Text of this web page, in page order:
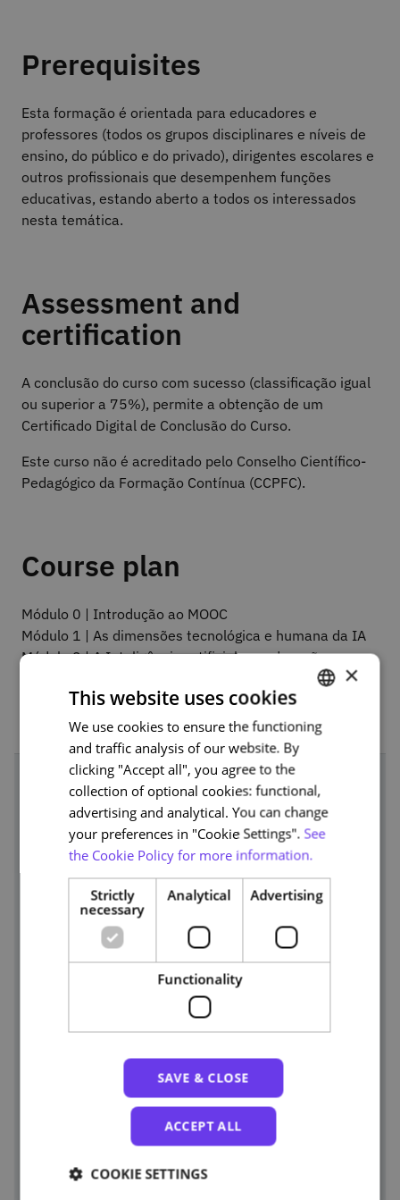
Prerequisites
Esta formação é orientada para educadores e
professores (todos os grupos disciplinares e níveis de
ensino, do público e do privado), dirigentes escolares e
outros profissionais que desempenhem funções
educativas, estando aberto a todos os interessados
nesta temática.
Assessment and
certification
A conclusão do curso com sucesso (classificação igual
ou superior a 75%), permite a obtenção de um
Certificado Digital de Conclusão do Curso.
Este curso não é acreditado pelo Conselho Científico-
Pedagógico da Formação Contínua (CCPFC).
Course plan
Módulo 0 | Introdução ao MOOC
Módulo 1 | As dimensões tecnológica e humana da IA
Módulo 2 | A Inteligência artificial e a educação
Módulo 3 | A Inteligência artificial na educação
Course team
Ilkka Tuomi
Cientista responsável pelo Centro de Pesquisa Nokia.
PORTUGUESE
ENGLISH
×
This website uses cookies
We use cookies to ensure the functioning
and traffic analysis of our website. By
clicking "Accept all", you agree to the
collection of optional cookies: functional,
advertising and analytical. You can change
your preferences in "Cookie Settings". See
the Cookie Policy for more information.
Strictly
necessary
Analytical Advertising
Functionality
SAVE & CLOSE
ACCEPT ALL
COOKIE SETTINGS